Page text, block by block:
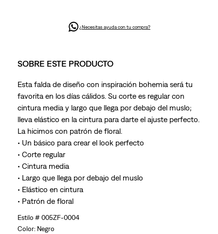
¿Necesitas ayuda con tu compra?
SOBRE ESTE PRODUCTO
Esta falda de diseño con inspiración bohemia será tu
favorita en los días cálidos. Su corte es regular con
cintura media y largo que llega por debajo del muslo;
lleva elástico en la cintura para darte el ajuste perfecto.
La hicimos con patrón de floral.
• Un básico para crear el look perfecto
• Corte regular
• Cintura media
• Largo que llega por debajo del muslo
• Elástico en cintura
• Patrón de floral
005ZF-0004
Negro